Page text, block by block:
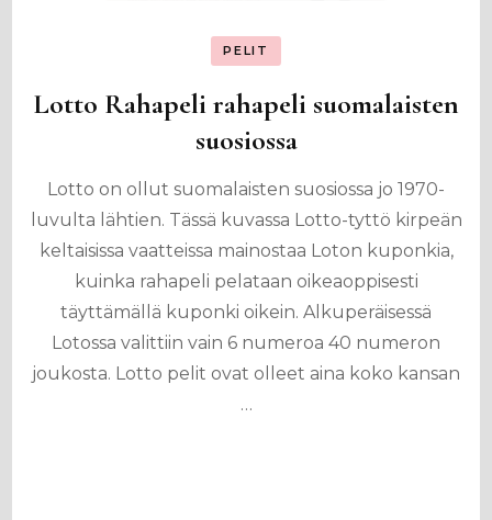
PELIT
Lotto Rahapeli rahapeli suomalaisten
suosiossa
Lotto on ollut suomalaisten suosiossa jo 1970-
luvulta lähtien. Tässä kuvassa Lotto-tyttö kirpeän
keltaisissa vaatteissa mainostaa Loton kuponkia,
kuinka rahapeli pelataan oikeaoppisesti
täyttämällä kuponki oikein. Alkuperäisessä
Lotossa valittiin vain 6 numeroa 40 numeron
joukosta. Lotto pelit ovat olleet aina koko kansan
…